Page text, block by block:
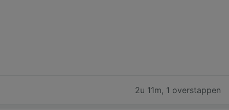
2u 11m, 1 overstappen